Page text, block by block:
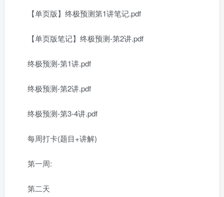
【单页版】终极预测第1讲笔记.pdf
【单页版笔记】终极预测-第2讲.pdf
终极预测-第1讲.pdf
终极预测-第2讲.pdf
终极预测-第3-4讲.pdf
每周打卡(题目+讲解)
第一周:
第二天